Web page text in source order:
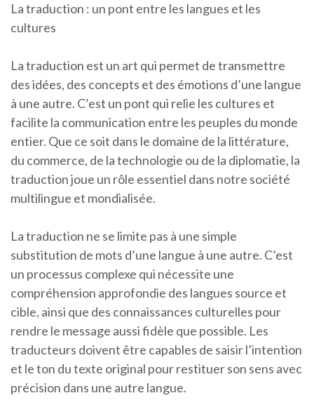
La traduction : un pont entre les langues et les
cultures
La traduction est un art qui permet de transmettre
des idées, des concepts et des émotions d’une langue
à une autre. C’est un pont qui relie les cultures et
facilite la communication entre les peuples du monde
entier. Que ce soit dans le domaine de la littérature,
du commerce, de la technologie ou de la diplomatie, la
traduction joue un rôle essentiel dans notre société
multilingue et mondialisée.
La traduction ne se limite pas à une simple
substitution de mots d’une langue à une autre. C’est
un processus complexe qui nécessite une
compréhension approfondie des langues source et
cible, ainsi que des connaissances culturelles pour
rendre le message aussi fidèle que possible. Les
traducteurs doivent être capables de saisir l’intention
et le ton du texte original pour restituer son sens avec
précision dans une autre langue.